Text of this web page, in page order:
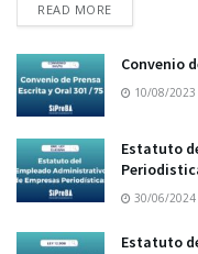
READ MORE
Convenio
10/08/2023
Estatuto
30/06/2024
Estatuto